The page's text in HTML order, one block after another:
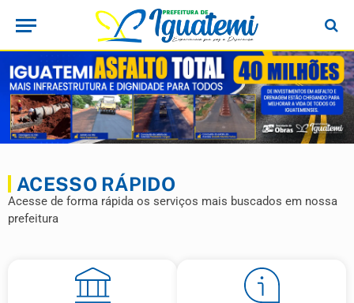
ACESSO RÁPIDO
Acesse de forma rápida os serviços mais buscados em nossa
prefeitura